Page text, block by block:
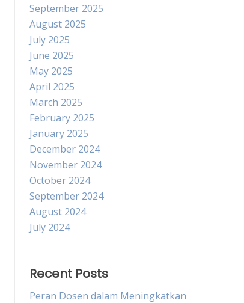
September 2025
August 2025
July 2025
June 2025
May 2025
April 2025
March 2025
February 2025
January 2025
December 2024
November 2024
October 2024
September 2024
August 2024
July 2024
Recent Posts
Peran Dosen dalam Meningkatkan